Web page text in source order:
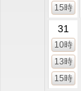
15時
31
10時
13時
15時